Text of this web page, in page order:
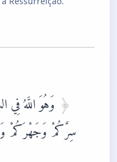
وَهُوَ اللَّهُ
سِرَّكُمْ وَجَهْرَكُمْ